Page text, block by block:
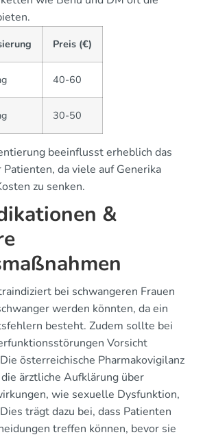
Preis (€)
40-60
30-50
beeinflusst erheblich das
da viele auf Generika
zu senken.
&
bei schwangeren Frauen
werden könnten, da ein
besteht. Zudem sollte bei
Vorsicht
österreichische Pharmakovigilanz
ärztliche Aufklärung über
wie sexuelle Dysfunktion,
trägt dazu bei, dass Patienten
treffen können, bevor sie